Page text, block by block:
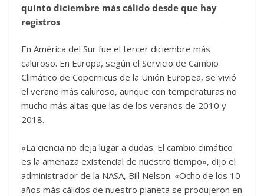
quinto diciembre más cálido desde que hay
registros.
En América del Sur fue el tercer diciembre más
caluroso. En Europa, según el Servicio de Cambio
Climático de Copernicus de la Unión Europea, se vivió
el verano más caluroso, aunque con temperaturas no
mucho más altas que las de los veranos de 2010 y
2018.
«La ciencia no deja lugar a dudas. El cambio climático
es la amenaza existencial de nuestro tiempo», dijo el
administrador de la NASA, Bill Nelson. «Ocho de los 10
años más cálidos de nuestro planeta se produjeron en